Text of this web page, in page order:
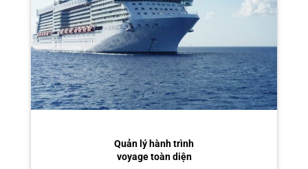
Quản lý hành trình
voyage toàn diện